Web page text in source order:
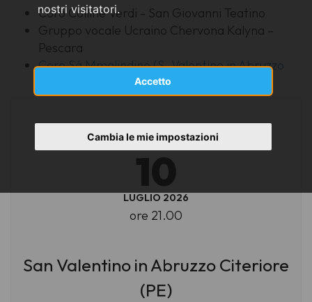
nostri visitatori.
Accetto
Cambia le mie impostazioni
Coro Colline Verdi - San Giovanni Teatino
Gruppo vocale Ucraino Chervona Kalyna –
Pescara
Coro Sá Mmalindine (S. Valentino in Abruzzo
VENERDÌ
10
LUGLIO 2026
ore 21.00
San Valentino in Abruzzo Citeriore
(PE)